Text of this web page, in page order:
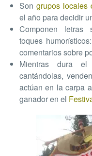
Son grupos locales
el año para decidir
Componen letras
toques
comentarios sobre
Mientras dura el
cantándolas,
actúan en la carpa
ganador en el